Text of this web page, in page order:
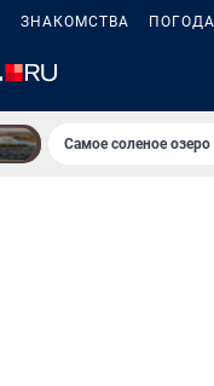
ЗНАКОМСТВА ПОГОДА
Самое соленое